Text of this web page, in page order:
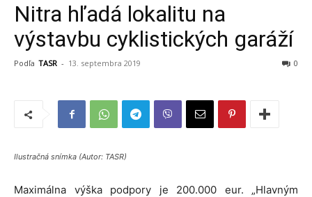
Nitra hľadá lokalitu na
výstavbu cyklistických garáží
Podľa TASR - 13. septembra 2019 0
Ilustračná snímka (Autor: TASR)
Maximálna výška podpory je 200.000 eur. „Hlavným